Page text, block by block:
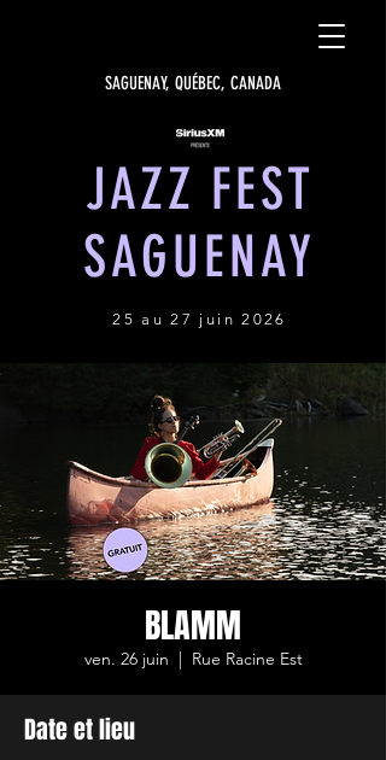
SAGUENAY, QUÉBEC, CANADA
JAZZ FEST
SAGUENAY
25 au 27 juin 2026
BLAMM
ven. 26 juin
  |
Rue Racine Est
Date et lieu